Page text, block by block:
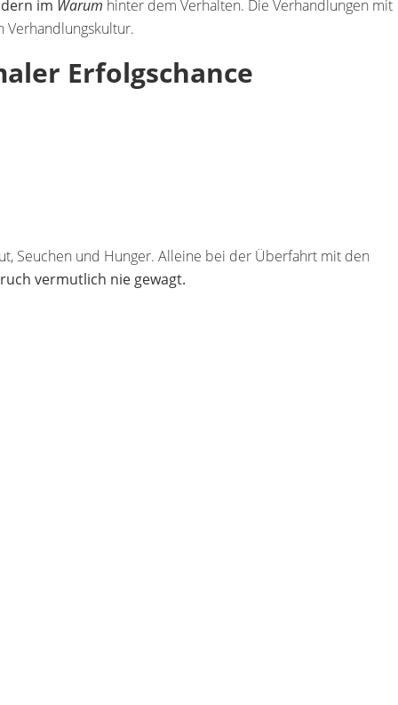
im Warum hinter dem Verhalten. Die Verhandlungen mit
Verhandlungskultur.
Erfolgschance
Seuchen und Hunger. Alleine bei der Überfahrt mit den
vermutlich nie gewagt.